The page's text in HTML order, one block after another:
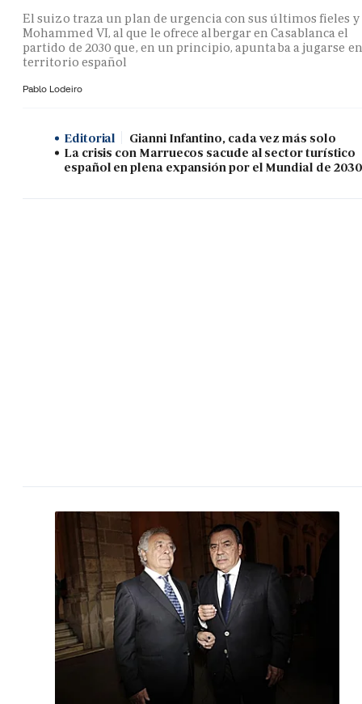
El suizo traza un plan de urgencia con sus últimos fieles y
Mohammed VI, al que le ofrece albergar en Casablanca el
partido de 2030 que, en un principio, apuntaba a jugarse en
territorio español
Pablo Lodeiro
Editorial
Gianni Infantino, cada vez más solo
La crisis con Marruecos sacude al sector turístico
español en plena expansión por el Mundial de